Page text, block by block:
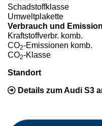
Schadstoffklasse
Umweltplakette
Verbrauch und
Kraftstoffverbr. komb.
CO2-Emissionen komb.
CO2-Klasse
Standort
Details zum Audi S3